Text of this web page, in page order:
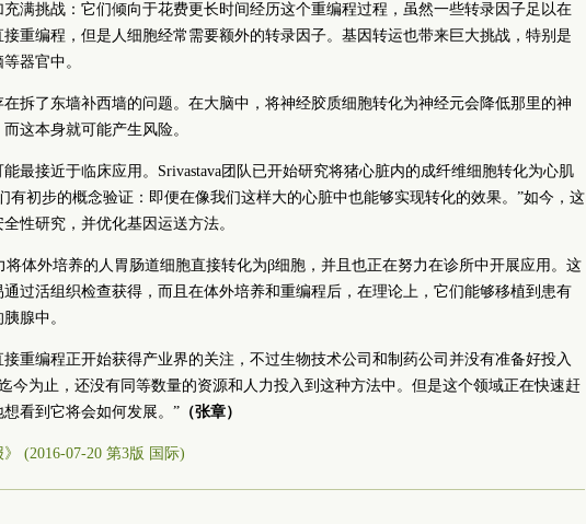
满挑战：它们倾向于花费更长时间经历这个重编程过程，虽然一些转录因子足以在
重编程，但是人细胞经常需要额外的转录因子。基因转运也带来巨大挑战，特别是
器官中。
在拆了东墙补西墙的问题。在大脑中，将神经胶质细胞转化为神经元会降低那里的神
这本身就可能产生风险。
最接近于临床应用。Srivastava团队已开始研究将猪心脏内的成纤维细胞转化为心肌
有初步的概念验证：即便在像我们这样大的心脏中也能够实现转化的效果。”如今，这
性研究，并优化基因运送方法。
将体外培养的人胃肠道细胞直接转化为β细胞，并且也正在努力在诊所中开展应用。这
过活组织检查获得，而且在体外培养和重编程后，在理论上，它们能够移植到患有
腺中。
重编程正开始获得产业界的关注，不过生物技术公司和制药公司并没有准备好投入
今为止，还没有同等数量的资源和人力投入到这种方法中。但是这个领域正在快速赶
看到它将会如何发展。” （张章）
》 (2016-07-20 第3版 国际)